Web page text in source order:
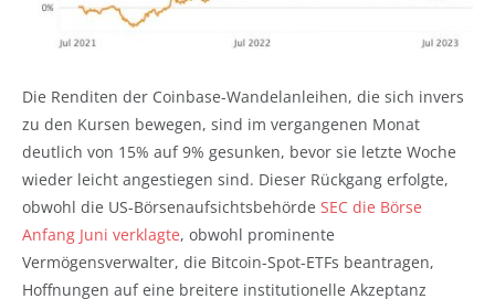
Die Renditen der Coinbase-Wandelanleihen, die sich invers
zu den Kursen bewegen, sind im vergangenen Monat
deutlich von 15% auf 9% gesunken, bevor sie letzte Woche
wieder leicht angestiegen sind. Dieser Rückgang erfolgte,
obwohl die US-Börsenaufsichtsbehörde SEC die Börse
Anfang Juni verklagte, obwohl prominente
Vermögensverwalter, die Bitcoin-Spot-ETFs beantragen,
Hoffnungen auf eine breitere institutionelle Akzeptanz